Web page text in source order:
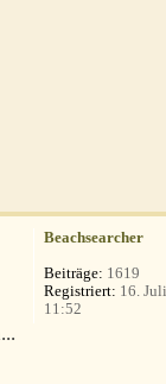
Beachsearcher
Beiträge: 1619
Registriert: 16.
11:52